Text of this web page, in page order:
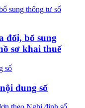
đổi, bổ sung
sơ khai thuế
dung số